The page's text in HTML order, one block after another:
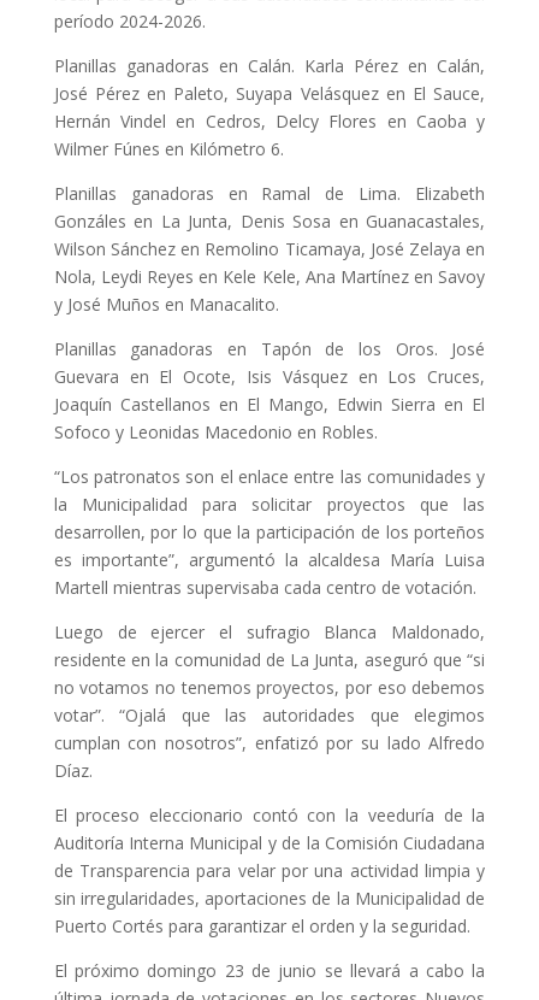
período 2024-2026.
Planillas ganadoras en Calán. Karla Pérez en Calán,
José Pérez en Paleto, Suyapa Velásquez en El Sauce,
Hernán Vindel en Cedros, Delcy Flores en Caoba y
Wilmer Fúnes en Kilómetro 6.
Planillas ganadoras en Ramal de Lima. Elizabeth
Gonzáles en La Junta, Denis Sosa en Guanacastales,
Wilson Sánchez en Remolino Ticamaya, José Zelaya en
Nola, Leydi Reyes en Kele Kele, Ana Martínez en Savoy
y José Muños en Manacalito.
Planillas ganadoras en Tapón de los Oros. José
Guevara en El Ocote, Isis Vásquez en Los Cruces,
Joaquín Castellanos en El Mango, Edwin Sierra en El
Sofoco y Leonidas Macedonio en Robles.
“Los patronatos son el enlace entre las comunidades y
la Municipalidad para solicitar proyectos que las
desarrollen, por lo que la participación de los porteños
es importante”, argumentó la alcaldesa María Luisa
Martell mientras supervisaba cada centro de votación.
Luego de ejercer el sufragio Blanca Maldonado,
residente en la comunidad de La Junta, aseguró que “si
no votamos no tenemos proyectos, por eso debemos
votar”. “Ojalá que las autoridades que elegimos
cumplan con nosotros”, enfatizó por su lado Alfredo
Díaz.
El proceso eleccionario contó con la veeduría de la
Auditoría Interna Municipal y de la Comisión Ciudadana
de Transparencia para velar por una actividad limpia y
sin irregularidades, aportaciones de la Municipalidad de
Puerto Cortés para garantizar el orden y la seguridad.
El próximo domingo 23 de junio se llevará a cabo la